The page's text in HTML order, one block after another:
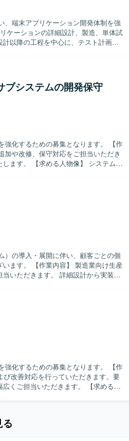
、端末アプリケーション開発体制を強
以降の工程を中心に、テスト計画に
を進められる方が望ましいです。
プロジェクトに参画いただくこと
す。端末アプリケーション開発の経
も触れていただけます。 【開発
、WPF や VS Code、Github Copilot
ンと作業マシンを用途に応じて使い
ブシステムの開発保守
するための募集となります。 【作
や改修、保守対応をご担当いただき
システムの
びC++を用いた開発環境となります。
）の導入・展開に伴い、顧客ごとの個
業向け生産
いただきます。 詳細設計から実装、
ーションを取りながら開発を進めて
軟に対応し、品質と納期のバランス
に対応する開発経験を積むことがで
活かした設計・実装スキルを高める
するための募集となります。 【作
改善対応を行っていただきます。要
当いただきます。 【求める人
がらスキルアップしていただけま